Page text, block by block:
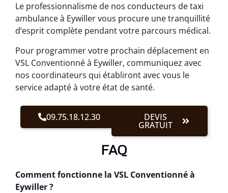
Le professionnalisme de nos conducteurs de taxi
ambulance à Eywiller vous procure une tranquillité
d’esprit complète pendant votre parcours médical.
Pour programmer votre prochain déplacement en
VSL Conventionné à Eywiller, communiquez avec
nos coordinateurs qui établiront avec vous le
service adapté à votre état de santé.
09.75.18.12.30 DEVIS
GRATUIT
FAQ
Comment fonctionne la VSL Conventionné à
Eywiller ?